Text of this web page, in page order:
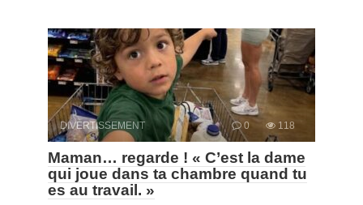
DIVERTISSEMENT 0 118
Maman… regarde ! « C’est la dame
qui joue dans ta chambre quand tu
es au travail. »